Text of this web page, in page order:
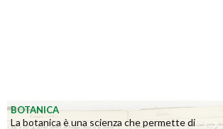
BOTANICA
La botanica è una scienza che permette di